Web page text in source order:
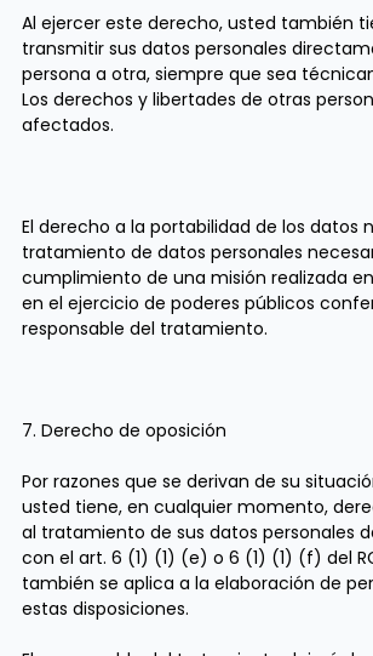
Al ejercer este derecho, usted también
transmitir sus datos personales
persona a otra, siempre que sea
Los derechos y libertades de otras
afectados.
El derecho a la portabilidad de los datos
tratamiento de datos personales
cumplimiento de una misión realizada
en el ejercicio de poderes públicos
responsable del tratamiento.
7. Derecho de oposición
Por razones que se derivan de su
usted tiene, en cualquier momento,
al tratamiento de sus datos personales
con el art. 6 (1) (1) (e) o 6 (1) (1) (f) del
también se aplica a la elaboración de
estas disposiciones.